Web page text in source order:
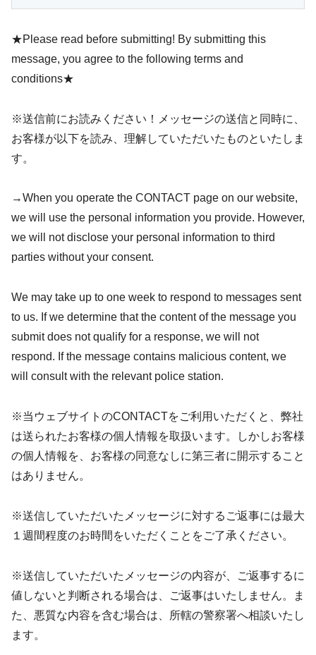
★Please read before submitting! By submitting this
message, you agree to the following terms and
conditions★
※送信前にお読みください！メッセージの送信と同時に、
お客様が以下を読み、理解していただいたものといたしま
す。
→When you operate the CONTACT page on our website,
we will use the personal information you provide. However,
we will not disclose your personal information to third
parties without your consent.
We may take up to one week to respond to messages sent
to us. If we determine that the content of the message you
submit does not qualify for a response, we will not
respond. If the message contains malicious content, we
will consult with the relevant police station.
※当ウェブサイトのCONTACTをご利用いただくと、弊社
は送られたお客様の個人情報を取扱います。しかしお客様
の個人情報を、お客様の同意なしに第三者に開示すること
はありません。
※送信していただいたメッセージに対するご返事には最大
１週間程度のお時間をいただくことをご了承ください。
※送信していただいたメッセージの内容が、ご返事するに
値しないと判断される場合は、ご返事はいたしません。ま
た、悪質な内容を含む場合は、所轄の警察署へ相談いたし
ます。